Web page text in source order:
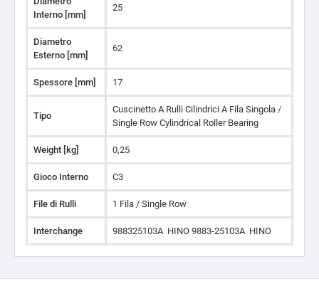
Interno [mm]
25
Diametro
Esterno [mm]
62
Spessore [mm] 17
Tipo
Cuscinetto A Rulli Cilindrici A Fila Singola /
Single Row Cylindrical Roller Bearing
Weight [kg] 0,25
Gioco Interno C3
File di Rulli 1 Fila / Single Row
Interchange 988325103A HINO 9883-25103A HINO